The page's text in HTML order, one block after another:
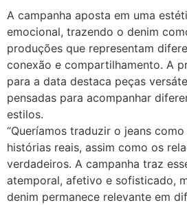
A campanha aposta em uma
emocional, trazendo o denim
produções que representam
conexão e compartilhamento. A
para a data destaca peças
pensadas para acompanhar
estilos.
“Queríamos traduzir o jeans
histórias reais, assim como os
verdadeiros. A campanha traz
atemporal, afetivo e sofisticado,
denim permanece relevante em